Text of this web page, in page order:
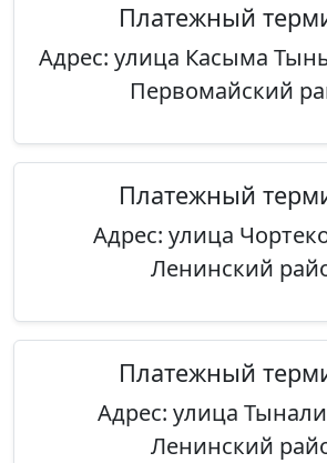
Платежный
Адрес: улица Касыма
Первомайский
Платежный
Адрес: улица
Ленинский
Платежный
Адрес: улица
Ленинский